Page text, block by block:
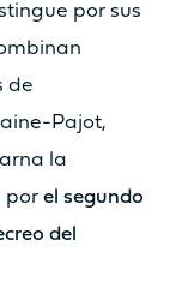
por sus
de
Pajot,
la
por el segundo
del
DEL